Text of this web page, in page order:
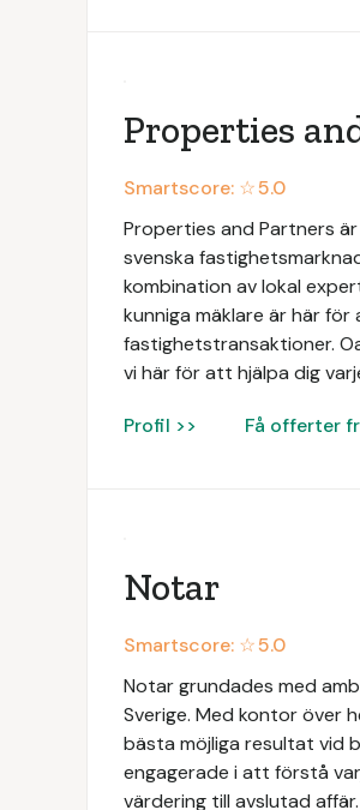
Properties
Smartscore: ☆5.0
Properties and Partners
svenska
kombination av lokal
kunniga mäklare är här
fastighetstransaktioner.
vi här för att hjälpa dig
Profil >> Få offerter
Notar
Smartscore: ☆5.0
Notar grundades med
Sverige. Med kontor över
bästa möjliga resultat vid
engagerade i att förstå
värdering till avslutad